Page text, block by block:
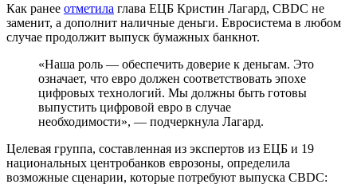
Как ранее отметила глава ЕЦБ Кристин Лагард, CBDC не
заменит, а дополнит наличные деньги. Евросистема в любом
случае продолжит выпуск бумажных банкнот.
«Наша роль — обеспечить доверие к деньгам. Это
означает, что евро должен соответствовать эпохе
цифровых технологий. Мы должны быть готовы
выпустить цифровой евро в случае
необходимости», — подчеркнула Лагард.
Целевая группа, составленная из экспертов из ЕЦБ и 19
национальных центробанков еврозоны, определила
возможные сценарии, которые потребуют выпуска CBDC: